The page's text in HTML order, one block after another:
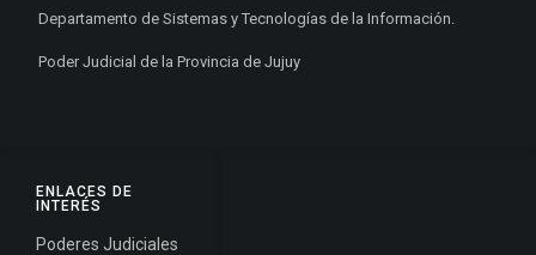
ENLACES DE
INTERÉS
Poderes Judiciales
Departamento de Sistemas y Tecnologías de la Información.
Poder Judicial de la Provincia de Jujuy